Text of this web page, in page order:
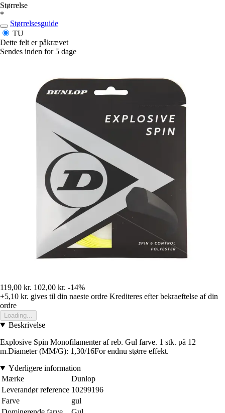
Størrelse
*
Størrelsesguide
TU
Dette felt er påkrævet
Sendes inden for 5 dage
119,00 kr. 102,00 kr. -14%
+5,10 kr. gives til din naeste ordre Krediteres efter bekraeftelse af din
ordre
Loading...
Beskrivelse
Explosive Spin Monofilamenter af reb. Gul farve. 1 stk. på 12
m.Diameter (MM/G): 1,30/16For endnu større effekt.
Yderligere information
Mærke
Dunlop
Leverandør reference 10299196
Farve
gul